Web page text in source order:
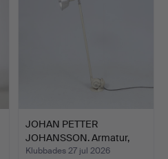
JOHAN PETTER
JOHANSSON. Armatur,
"Triplex-…
Klubbades 27 jul 2026